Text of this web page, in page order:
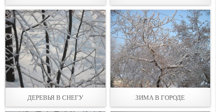
ДЕРЕВЬЯ В СНЕГУ ЗИМА В ГОРОДЕ